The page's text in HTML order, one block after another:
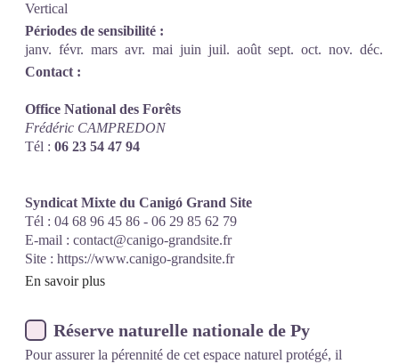
Vertical
Périodes de sensibilité :
janv. févr. mars avr. mai juin juil. août sept. oct. nov. déc.
Contact :
Office National des Forêts
Frédéric CAMPREDON
Tél : 06 23 54 47 94
Syndicat Mixte du Canigó Grand Site
Tél : 04 68 96 45 86 - 06 29 85 62 79
E-mail : contact@canigo-grandsite.fr
Site : https://www.canigo-grandsite.fr
En savoir plus
Réserve naturelle nationale de Py
Pour assurer la pérennité de cet espace naturel protégé, il